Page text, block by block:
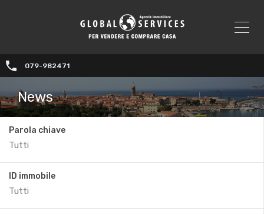
079-982471
News
Parola chiave
ID immobile